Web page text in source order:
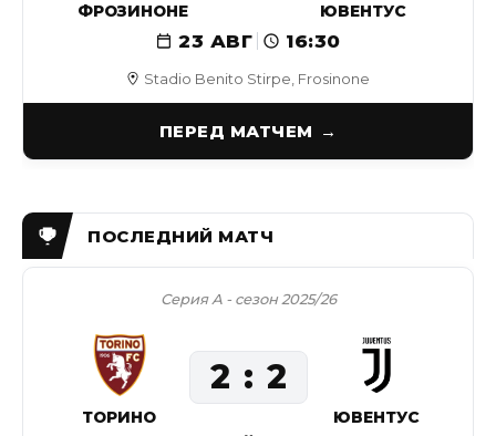
Stadio Benito Stirpe, Frosinone
ФРОЗИНОНЕ ЮВЕНТУС
23 АВГ 16:30
ПЕРЕД МАТЧЕМ
Серия А - сезон 2025/26
ТОРИНО
2 2
ЮВЕНТУС